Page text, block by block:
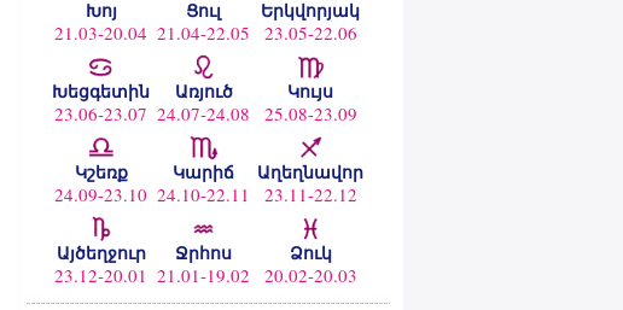
Խոյ
21.03-20.04
Ցուլ
21.04-22.05
Երկվորյակ
23.05-22.06
Խեցգետին
23.06-23.07
Առյուծ
24.07-24.08
Կույս
25.08-23.09
Կշեռք
24.09-23.10
Կարիճ
24.10-22.11
Աղեղնավոր
23.11-22.12
Այծեղջուր
23.12-20.01
Ջրհոս
21.01-19.02
Ձուկ
20.02-20.03